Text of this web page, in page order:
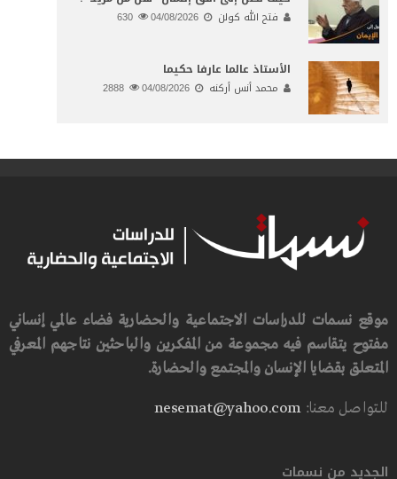
فتح الله كولن 04/08/2026
الأستاذ عالما عارفا حكيما
محمد أنس أركنه 04/08/2026
موقع نسمات للدراسات الاجتماعية والحضارية فضاء عالمي إنساني
مفتوح يتقاسم فيه مجموعة من المفكرين والباحثين نتاجهم المعرفي
المتعلق بقضايا الإنسان والمجتمع والحضارة.
للتواصل معنا:nesemat@yahoo.com
الجديد من نسمات